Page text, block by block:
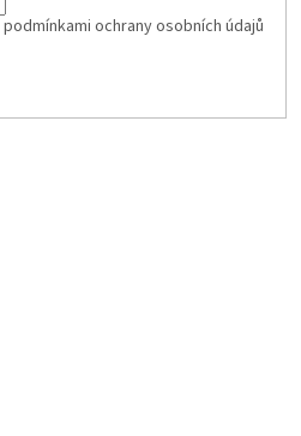
podmínkami ochrany osobních údajů